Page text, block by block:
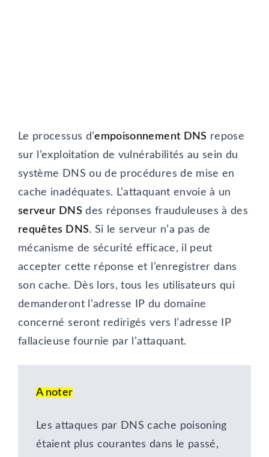
Le processus d’empoisonnement DNS repose
sur l’exploitation de vulnérabilités au sein du
système DNS ou de procédures de mise en
cache inadéquates. L’attaquant envoie à un
serveur DNS des réponses frauduleuses à des
requêtes DNS. Si le serveur n’a pas de
mécanisme de sécurité efficace, il peut
accepter cette réponse et l’enregistrer dans
son cache. Dès lors, tous les utilisateurs qui
demanderont l’adresse IP du domaine
concerné seront redirigés vers l’adresse IP
fallacieuse fournie par l’attaquant.
A noter
Les attaques par DNS cache poisoning
étaient plus courantes dans le passé,